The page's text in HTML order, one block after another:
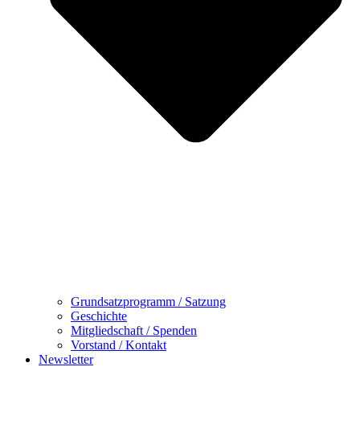
Grundsatzprogramm / Satzung
Geschichte
Mitgliedschaft / Spenden
Vorstand / Kontakt
Newsletter